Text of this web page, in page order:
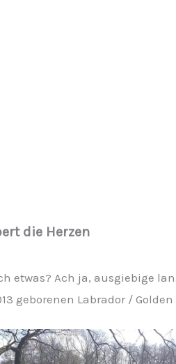
die Herzen
etwas? Ach ja, ausgiebige
geborenen Labrador /